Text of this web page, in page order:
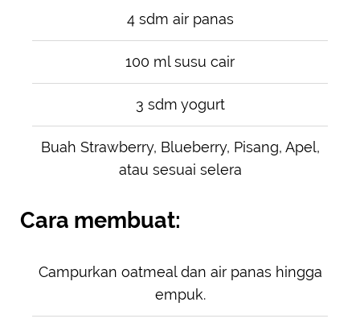
4 sdm air panas
100 ml susu cair
3 sdm yogurt
Buah Strawberry, Blueberry, Pisang, Apel,
atau sesuai selera
Cara membuat:
Campurkan oatmeal dan air panas hingga
empuk.